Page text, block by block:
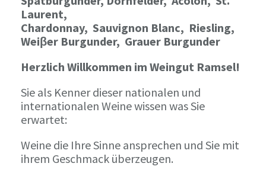
Laurent,
Chardonnay, Sauvignon Blanc, Riesling,
Weiβer Burgunder, Grauer Burgunder
Herzlich Willkommen im Weingut Ramsel!
Sie als Kenner dieser nationalen und
internationalen Weine wissen was Sie
erwartet:
Weine die Ihre Sinne ansprechen und Sie mit
ihrem Geschmack überzeugen.